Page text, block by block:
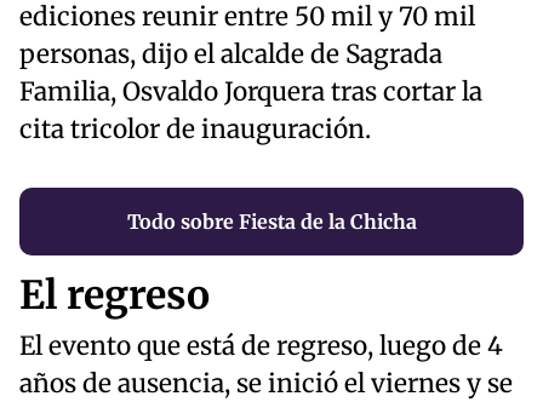
ediciones reunir entre 50 mil y 70 mil
personas, dijo el alcalde de Sagrada
Familia, Osvaldo Jorquera tras cortar la
cita tricolor de inauguración.
Todo sobre Fiesta de la Chicha
El regreso
El evento que está de regreso, luego de 4
años de ausencia, se inició el viernes y se